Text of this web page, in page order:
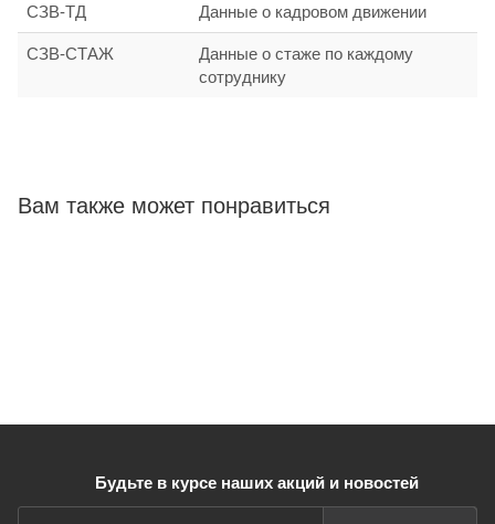
СЗВ-ТД Данные о кадровом движении
СЗВ-СТАЖ
Данные о стаже по каждому
сотруднику
Вам также может понравиться
Будьте в курсе наших акций и новостей